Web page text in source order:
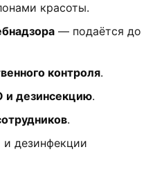
красоты.
— подаётся до
контроля.
и дезинсекцию.
.
дезинфекции